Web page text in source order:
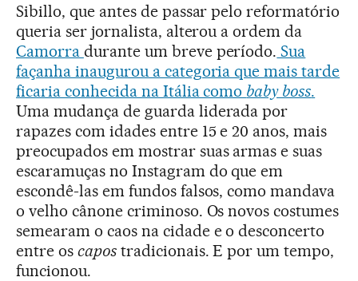
Sibillo, que antes de passar pelo reformatório
queria ser jornalista, alterou a ordem da
Camorra durante um breve período. Sua
façanha inaugurou a categoria que mais tarde
ficaria conhecida na Itália como baby boss.
Uma mudança de guarda liderada por
rapazes com idades entre 15 e 20 anos, mais
preocupados em mostrar suas armas e suas
escaramuças no Instagram do que em
escondê-las em fundos falsos, como mandava
o velho cânone criminoso. Os novos costumes
semearam o caos na cidade e o desconcerto
entre os capostradicionais. E por um tempo,
funcionou.